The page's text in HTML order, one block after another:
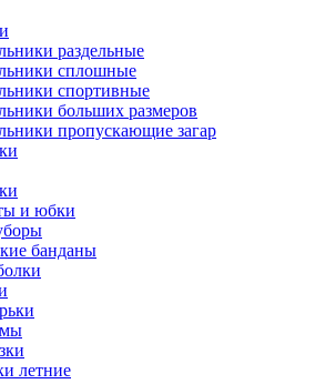
раздельные
сплошные
спортивные
больших размеров
пропускающие загар
и юбки
банданы
летние